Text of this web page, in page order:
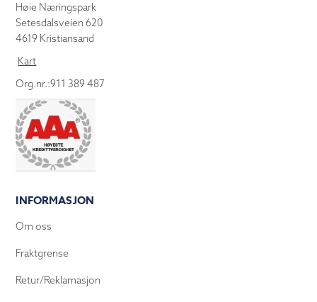
Høie Næringspark
Setesdalsveien 620
4619 Kristiansand
Kart
Org.nr.:911 389 487
INFORMASJON
Om oss
Fraktgrense
Retur/Reklamasjon